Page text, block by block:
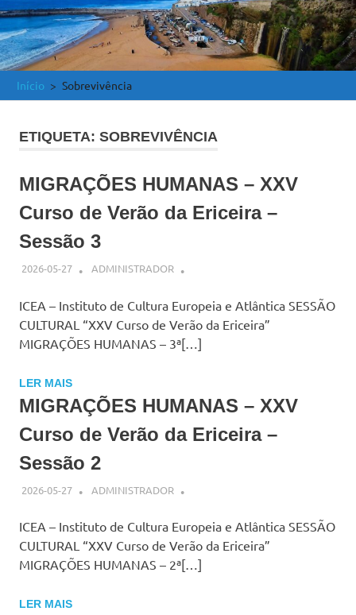
e
Atlântica
Início Sobrevivência
ETIQUETA: SOBREVIVÊNCIA
MIGRAÇÕES HUMANAS – XXV
Curso de Verão da Ericeira –
Sessão 3
2026-05-27 ADMINISTRADOR
ICEA – Instituto de Cultura Europeia e Atlântica SESSÃO
CULTURAL “XXV Curso de Verão da Ericeira”
MIGRAÇÕES HUMANAS – 3ª[…]
LER MAIS
MIGRAÇÕES HUMANAS – XXV
Curso de Verão da Ericeira –
Sessão 2
2026-05-27 ADMINISTRADOR
ICEA – Instituto de Cultura Europeia e Atlântica SESSÃO
CULTURAL “XXV Curso de Verão da Ericeira”
MIGRAÇÕES HUMANAS – 2ª[…]
LER MAIS